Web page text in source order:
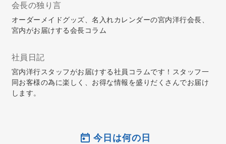
会長の独り言
オーダーメイドグッズ、名入れカレンダーの宮内洋行会長、
宮内がお届けする会長コラム
社員日記
宮内洋行スタッフがお届けする社員コラムです！スタッフ一
同お客様の為に楽しく、お得な情報を盛りだくさんでお届け
します。
今日は何の日